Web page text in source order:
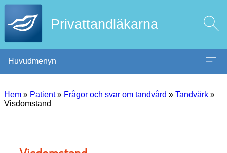
Privattandläkarna
Huvudmenyn
Hem » Patient» Frågor och svar om tandvård » Tandvärk »
Visdomstand